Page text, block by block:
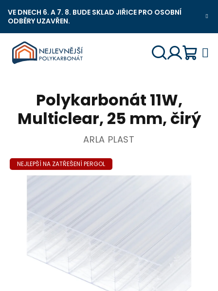
na
obsah
VE DNECH 6. A 7. 8. BUDE SKLAD JIŘICE PRO OSOBNÍ
ODBĚRY UZAVŘEN.
Polykarbonát 11W,
Multiclear, 25 mm, čirý
ARLA PLAST
NEJLEPŠÍ NA ZATŘEŠENÍ PERGOL
Nejlevnější Polykarbonát Chat